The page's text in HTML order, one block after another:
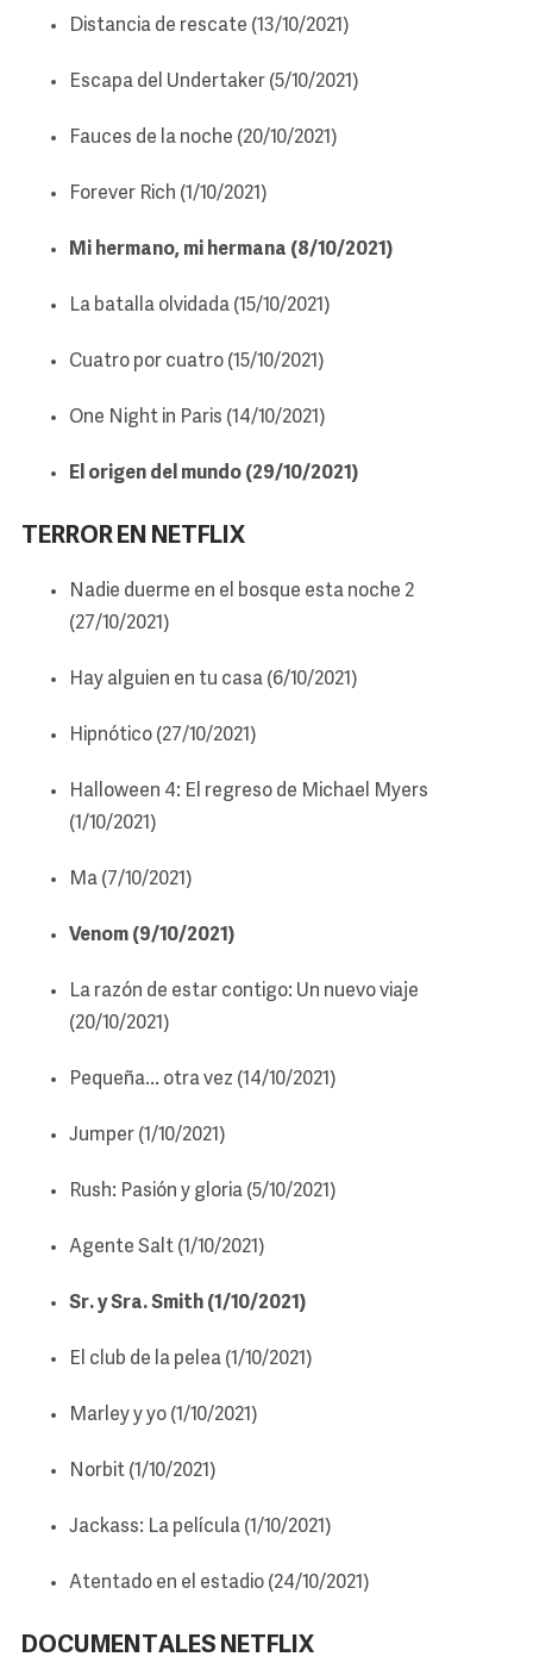
Distancia de rescate (13/10/2021)
Escapa del Undertaker (5/10/2021)
Fauces de la noche (20/10/2021)
Forever Rich (1/10/2021)
Mi hermano, mi hermana (8/10/2021)
La batalla olvidada (15/10/2021)
Cuatro por cuatro (15/10/2021)
One Night in Paris (14/10/2021)
El origen del mundo (29/10/2021)
TERROR EN NETFLIX
Nadie duerme en el bosque esta noche 2
(27/10/2021)
Hay alguien en tu casa (6/10/2021)
Hipnótico (27/10/2021)
Halloween 4: El regreso de Michael Myers
(1/10/2021)
Ma (7/10/2021)
Venom (9/10/2021)
La razón de estar contigo: Un nuevo viaje
(20/10/2021)
Pequeña... otra vez (14/10/2021)
Jumper (1/10/2021)
Rush: Pasión y gloria (5/10/2021)
Agente Salt (1/10/2021)
Sr. y Sra. Smith (1/10/2021)
El club de la pelea (1/10/2021)
Marley y yo (1/10/2021)
Norbit (1/10/2021)
Jackass: La película (1/10/2021)
Atentado en el estadio (24/10/2021)
DOCUMENTALES NETFLIX